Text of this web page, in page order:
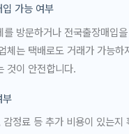
가능 여부
를 방문하거나 전국출장매입
체는 택배로도 거래가 가능하
것이 안전합니다.
부
정료 등 추가 비용이 있는지